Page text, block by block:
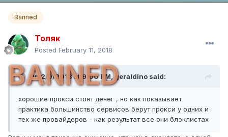
Banned
Толяк
Posted February 11, 2018
BANNED
On 2/9/2018 at 9:00 PM, geraldino said:
хорошие прокси стоят денег , но как показывает
практика большинство сервисов берут прокси у одних и
тех же провайдеров - как результат все они блэклистах